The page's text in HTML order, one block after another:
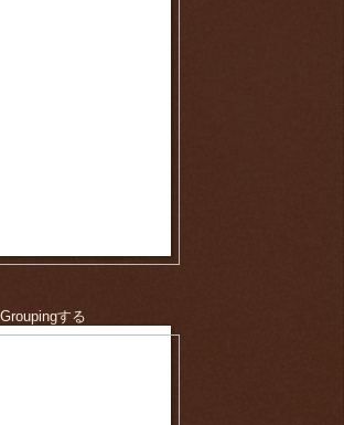
する